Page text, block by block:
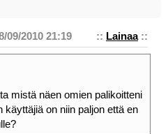
:: Lainaa::
09/2010 21:19
mistä näen omien palikoitteni
on niin paljon että en